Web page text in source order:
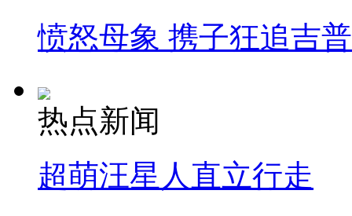
愤怒母象 携子狂追吉
热点新闻
超萌汪星人直立行走